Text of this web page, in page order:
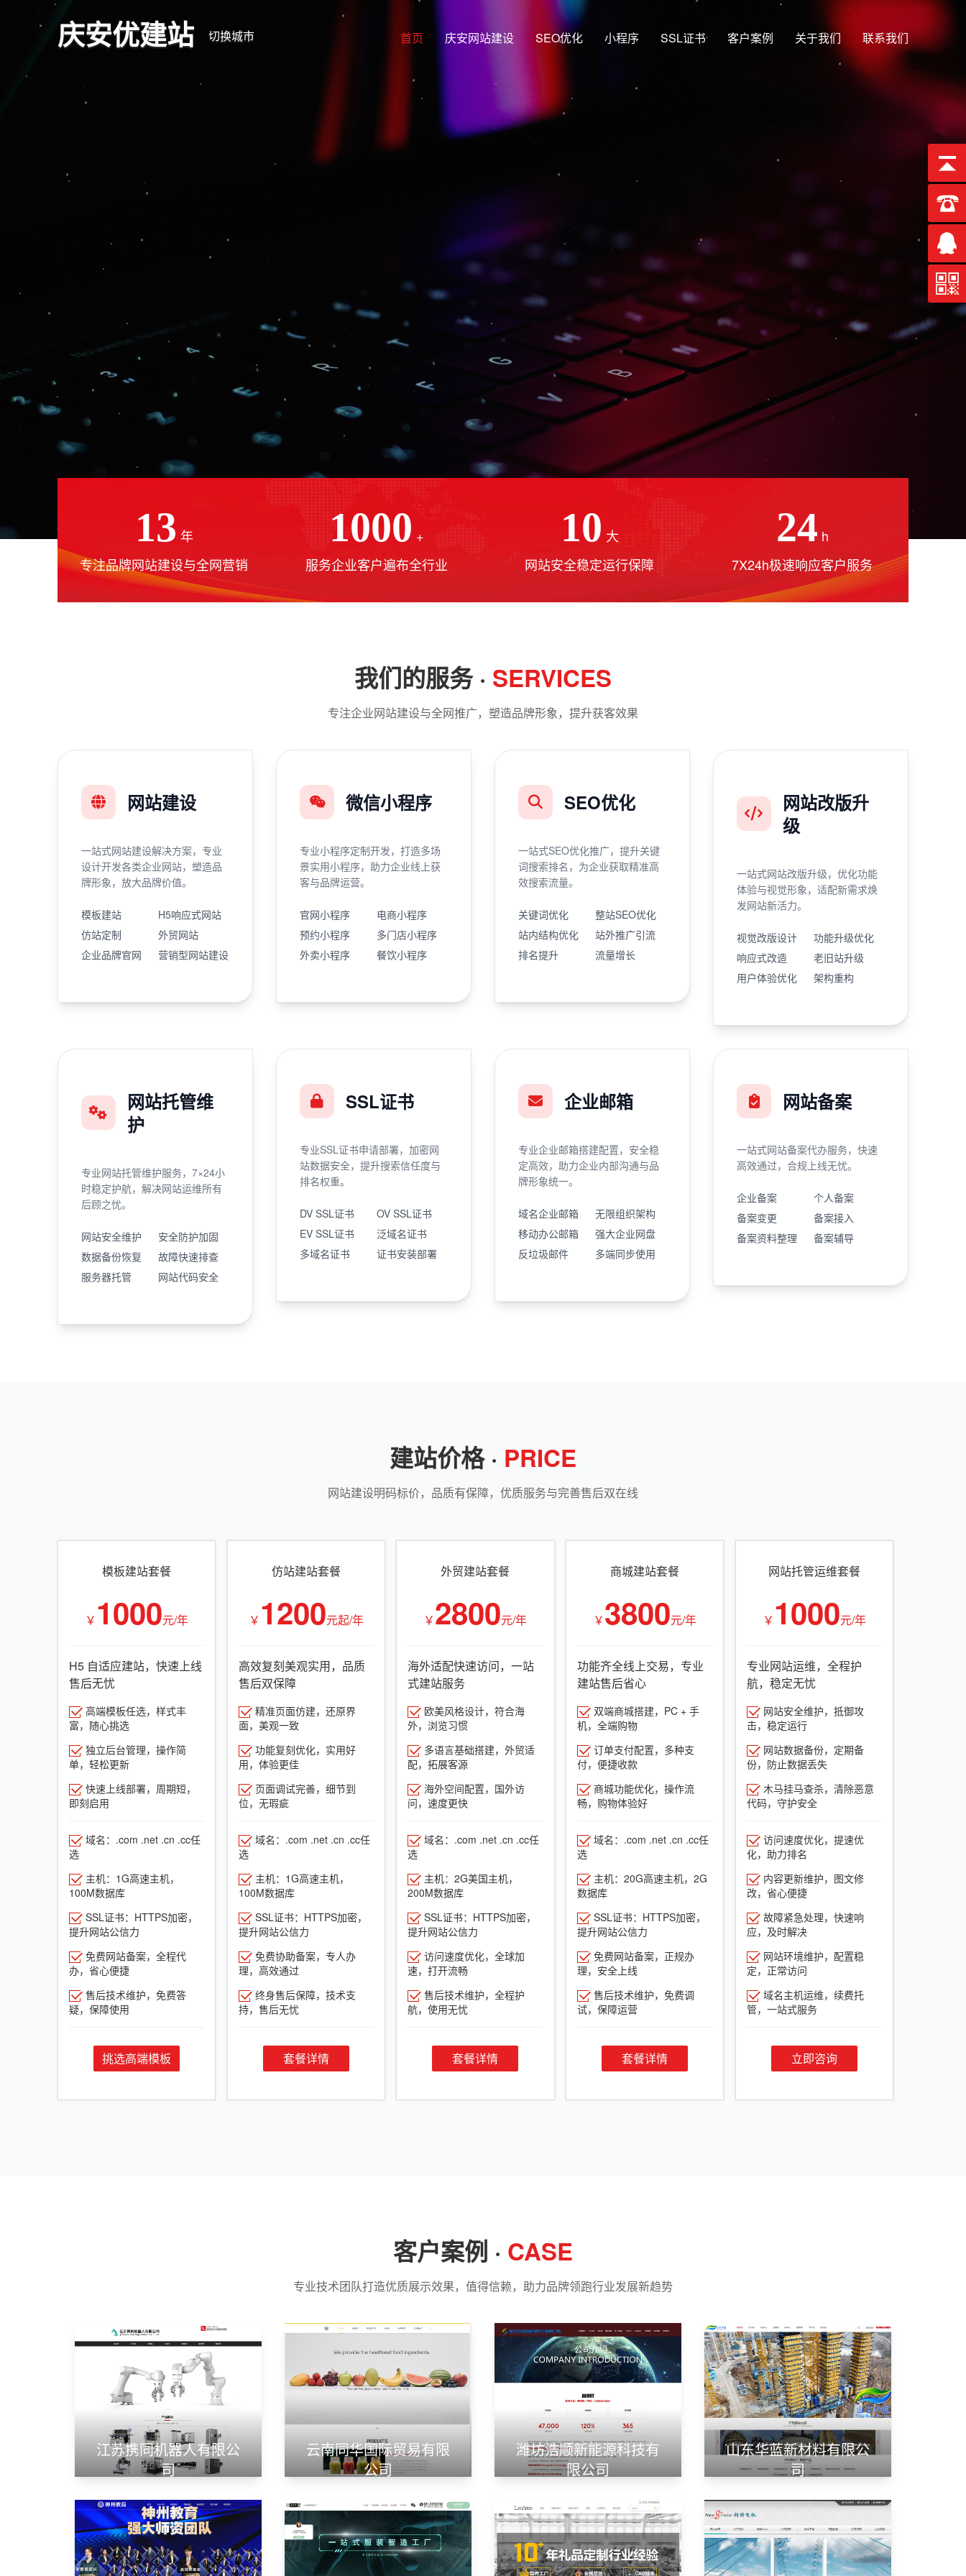
庆安优建站 切换城市 首页 庆安网站建设 SEO优化 小程序 SSL证书 客户案例 关于我们 联系我们
深耕网站建设行业13年
专注于庆安网站建设，庆安网站制作，庆安SEO优化排名
13 年
专注品牌网站建设与全网营销
1000 +
服务企业客户遍布全行业
10 大
网站安全稳定运行保障
24 h
7X24h极速响应客户服务
我们的服务 · SERVICES
专注企业网站建设与全网推广，塑造品牌形象，提升获客效果
网站建设
一站式网站建设解决方案，专业
设计开发各类企业网站，塑造品
牌形象，放大品牌价值。
模板建站
H5响应式网站
仿站定制
外贸网站
企业品牌官网
营销型网站建设
微信小程序
专业小程序定制开发，打造多场
景实用小程序，助力企业线上获
客与品牌运营。
官网小程序
电商小程序
预约小程序
多门店小程序
外卖小程序
餐饮小程序
SEO优化
一站式SEO优化推广，提升关键
词搜索排名，为企业获取精准高
效搜索流量。
关键词优化
整站SEO优化
站内结构优化
站外推广引流
排名提升
流量增长
网站改版升
级
一站式网站改版升级，优化功能
体验与视觉形象，适配新需求焕
发网站新活力。
视觉改版设计
功能升级优化
响应式改造
老旧站升级
用户体验优化
架构重构
网站托管维
护
专业网站托管维护服务，7×24小
时稳定护航，解决网站运维所有
后顾之忧。
网站安全维护
安全防护加固
数据备份恢复
故障快速排查
服务器托管
网站代码安全
SSL证书
专业SSL证书申请部署，加密网
站数据安全，提升搜索信任度与
排名权重。
DV SSL证书
OV SSL证书
EV SSL证书
泛域名证书
多域名证书
证书安装部署
企业邮箱
专业企业邮箱搭建配置，安全稳
定高效，助力企业内部沟通与品
牌形象统一。
域名企业邮箱
无限组织架构
移动办公邮箱
强大企业网盘
反垃圾邮件
多端同步使用
网站备案
一站式网站备案代办服务，快速
高效通过，合规上线无忧。
企业备案
个人备案
备案变更
备案接入
备案资料整理
备案辅导
建站价格 · PRICE
网站建设明码标价，品质有保障，优质服务与完善售后双在线
模板建站套餐
￥ 1000元/年
H5 自适应建站，快速上线
售后无忧
高端模板任选，样式丰
富，随心挑选
独立后台管理，操作简
单，轻松更新
快速上线部署，周期短，
即刻启用
域名：.com .net .cn .cc任
选
主机：1G高速主机，
100M数据库
SSL证书：HTTPS加密，
提升网站公信力
免费网站备案，全程代
办，省心便捷
售后技术维护，免费答
疑，保障使用
挑选高端模板
仿站建站套餐
￥ 1200元起/年
高效复刻美观实用，品质
售后双保障
精准页面仿建，还原界
面，美观一致
功能复刻优化，实用好
用，体验更佳
页面调试完善，细节到
位，无瑕疵
域名：.com .net .cn .cc任
选
主机：1G高速主机，
100M数据库
SSL证书：HTTPS加密，
提升网站公信力
免费协助备案，专人办
理，高效通过
终身售后保障，技术支
持，售后无忧
套餐详情
外贸建站套餐
￥2800元/年
海外适配快速访问，一站
式建站服务
欧美风格设计，符合海
外，浏览习惯
多语言基础搭建，外贸适
配，拓展客源
海外空间配置，国外访
问，速度更快
域名：.com .net .cn .cc任
选
主机：2G美国主机，
200M数据库
SSL证书：HTTPS加密，
提升网站公信力
访问速度优化，全球加
速，打开流畅
售后技术维护，全程护
航，使用无忧
套餐详情
商城建站套餐
￥3800元/年
功能齐全线上交易，专业
建站售后省心
双端商城搭建，PC + 手
机，全端购物
订单支付配置，多种支
付，便捷收款
商城功能优化，操作流
畅，购物体验好
域名：.com .net .cn .cc任
选
主机：20G高速主机，2G
数据库
SSL证书：HTTPS加密，
提升网站公信力
免费网站备案，正规办
理，安全上线
售后技术维护，免费调
试，保障运营
套餐详情
网站托管运维套餐
￥ 1000元/年
专业网站运维，全程护
航，稳定无忧
网站安全维护，抵御攻
击，稳定运行
网站数据备份，定期备
份，防止数据丢失
木马挂马查杀，清除恶意
代码，守护安全
访问速度优化，提速优
化，助力排名
内容更新维护，图文修
改，省心便捷
故障紧急处理，快速响
应，及时解决
网站环境维护，配置稳
定，正常访问
域名主机运维，续费托
管，一站式服务
立即咨询
客户案例 · CASE
专业技术团队打造优质展示效果，值得信赖，助力品牌领跑行业发展新趋势
江苏携同机器人有限公
司
云南同华国际贸易有限
公司
潍坊浩顺新能源科技有
限公司
山东华蓝新材料有限公
司